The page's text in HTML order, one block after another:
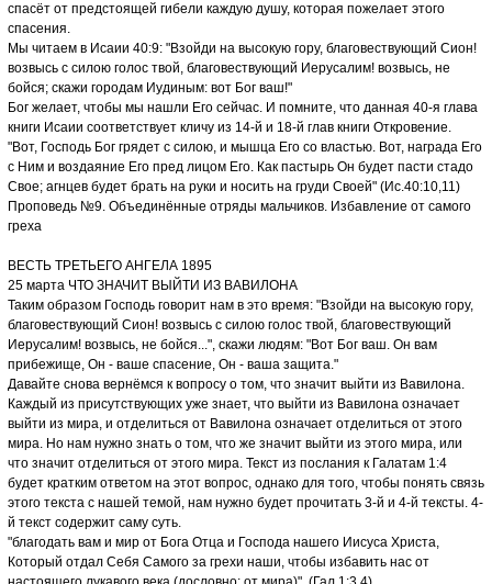
спасёт от предстоящей гибели каждую душу, которая пожелает этого
спасения.
Мы читаем в Исаии 40:9: "Взойди на высокую гору, благовествующий Сион!
возвысь с силою голос твой, благовествующий Иерусалим! возвысь, не
бойся; скажи городам Иудиным: вот Бог ваш!"
Бог желает, чтобы мы нашли Его сейчас. И помните, что данная 40-я глава
книги Исаии соответствует кличу из 14-й и 18-й глав книги Откровение.
"Вот, Господь Бог грядет с силою, и мышца Его со властью. Вот, награда Его
с Ним и воздаяние Его пред лицом Его. Как пастырь Он будет пасти стадо
Свое; агнцев будет брать на руки и носить на груди Своей" (Ис.40:10,11)
Проповедь №9. Объединённые отряды мальчиков. Избавление от самого
греха
ВЕСТЬ ТРЕТЬЕГО АНГЕЛА 1895
25 марта ЧТО ЗНАЧИТ ВЫЙТИ ИЗ ВАВИЛОНА
Таким образом Господь говорит нам в это время: "Взойди на высокую гору,
благовествующий Сион! возвысь с силою голос твой, благовествующий
Иерусалим! возвысь, не бойся...", скажи людям: "Вот Бог ваш. Он вам
прибежище, Он - ваше спасение, Он - ваша защита."
Давайте снова вернёмся к вопросу о том, что значит выйти из Вавилона.
Каждый из присутствующих уже знает, что выйти из Вавилона означает
выйти из мира, и отделиться от Вавилона означает отделиться от этого
мира. Но нам нужно знать о том, что же значит выйти из этого мира, или
что значит отделиться от этого мира. Текст из послания к Галатам 1:4
будет кратким ответом на этот вопрос, однако для того, чтобы понять связь
этого текста с нашей темой, нам нужно будет прочитать 3-й и 4-й тексты. 4-
й текст содержит саму суть.
"благодать вам и мир от Бога Отца и Господа нашего Иисуса Христа,
Который отдал Себя Самого за грехи наши, чтобы избавить нас от